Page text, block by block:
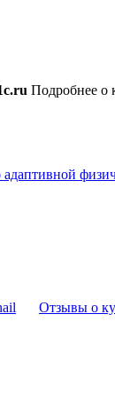
Подробнее о
Отзывы о